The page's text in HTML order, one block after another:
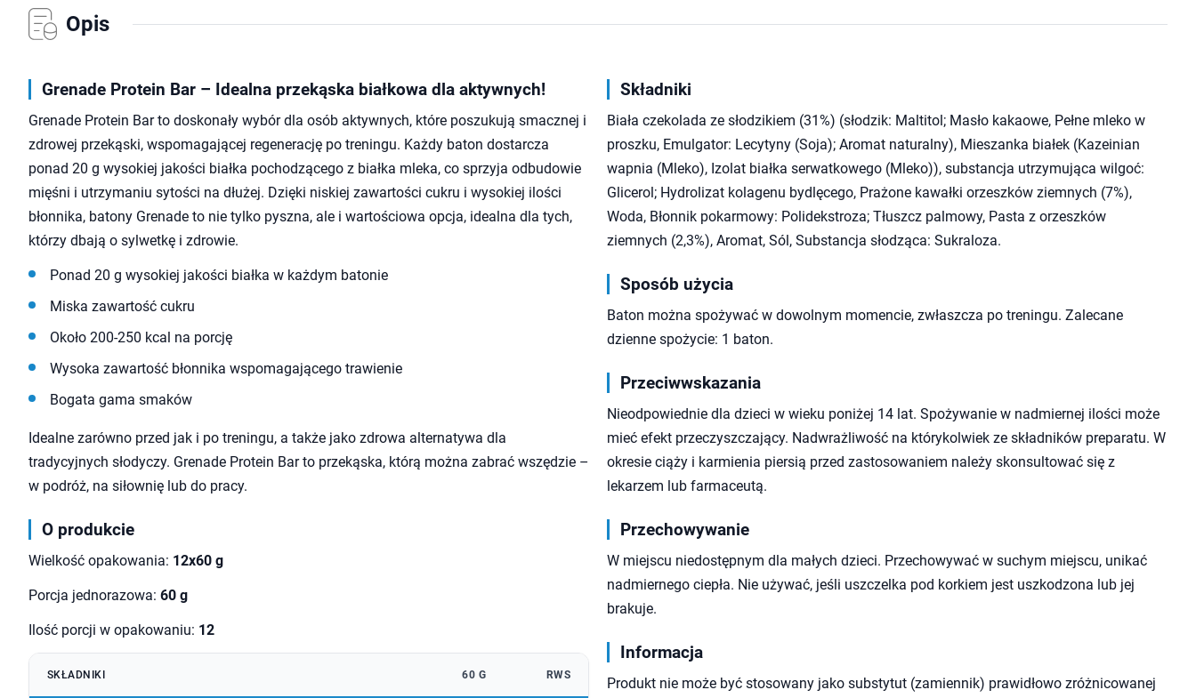
Opis
Grenade Protein Bar – Idealna przekąska białkowa dla aktywnych!
Grenade Protein Bar to doskonały wybór dla osób aktywnych, które poszukują smacznej i
zdrowej przekąski, wspomagającej regenerację po treningu. Każdy baton dostarcza
ponad 20 g wysokiej jakości białka pochodzącego z białka mleka, co sprzyja odbudowie
mięśni i utrzymaniu sytości na dłużej. Dzięki niskiej zawartości cukru i wysokiej ilości
błonnika, batony Grenade to nie tylko pyszna, ale i wartościowa opcja, idealna dla tych,
którzy dbają o sylwetkę i zdrowie.
Ponad 20 g wysokiej jakości białka w każdym batonie
Miska zawartość cukru
Około 200-250 kcal na porcję
Wysoka zawartość błonnika wspomagającego trawienie
Bogata gama smaków
Idealne zarówno przed jak i po treningu, a także jako zdrowa alternatywa dla
tradycyjnych słodyczy. Grenade Protein Bar to przekąska, którą można zabrać wszędzie –
w podróż, na siłownię lub do pracy.
O produkcie
Wielkość opakowania: 12x60 g
Porcja jednorazowa: 60 g
Ilość porcji w opakowaniu: 12
SKŁADNIKI 60 G RWS
Składniki
Biała czekolada ze słodzikiem (31%) (słodzik: Maltitol; Masło kakaowe, Pełne mleko w
proszku, Emulgator: Lecytyny (Soja); Aromat naturalny), Mieszanka białek (Kazeinian
wapnia (Mleko), Izolat białka serwatkowego (Mleko)), substancja utrzymująca wilgoć:
Glicerol; Hydrolizat kolagenu bydlęcego, Prażone kawałki orzeszków ziemnych (7%),
Woda, Błonnik pokarmowy: Polidekstroza; Tłuszcz palmowy, Pasta z orzeszków
ziemnych (2,3%), Aromat, Sól, Substancja słodząca: Sukraloza.
Sposób użycia
Baton można spożywać w dowolnym momencie, zwłaszcza po treningu. Zalecane
dzienne spożycie: 1 baton.
Przeciwwskazania
Nieodpowiednie dla dzieci w wieku poniżej 14 lat. Spożywanie w nadmiernej ilości może
mieć efekt przeczyszczający. Nadwrażliwość na którykolwiek ze składników preparatu. W
okresie ciąży i karmienia piersią przed zastosowaniem należy skonsultować się z
lekarzem lub farmaceutą.
Przechowywanie
W miejscu niedostępnym dla małych dzieci. Przechowywać w suchym miejscu, unikać
nadmiernego ciepła. Nie używać, jeśli uszczelka pod korkiem jest uszkodzona lub jej
brakuje.
Informacja
Produkt nie może być stosowany jako substytut (zamiennik) prawidłowo zróżnicowanej